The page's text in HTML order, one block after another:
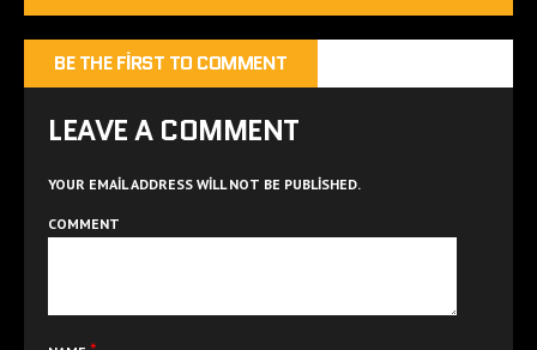
BE THE FIRST TO COMMENT
LEAVE A COMMENT
YOUR EMAIL ADDRESS WILL NOT BE PUBLISHED.
COMMENT